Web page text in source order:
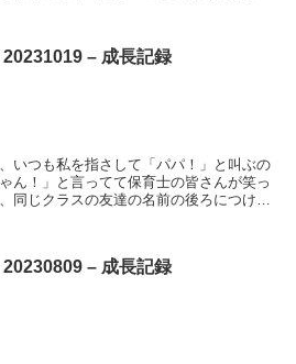
20231019 – 成長記録
いつも私を指さして「パパ！」と叫ぶの
ん！」と言ってて保育士の皆さんが笑っ
同じクラスの友達の名前の後ろにつける
20230809 – 成長記録